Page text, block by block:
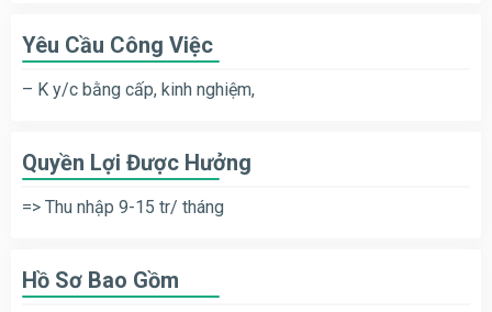
Yêu Cầu Công Việc
– K y/c bằng cấp, kinh nghiệm,
Quyền Lợi Được Hưởng
=> Thu nhập 9-15 tr/ tháng
Hồ Sơ Bao Gồm